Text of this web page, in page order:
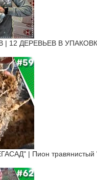
В УПАКОВКЕ! |
| Пион травянистый